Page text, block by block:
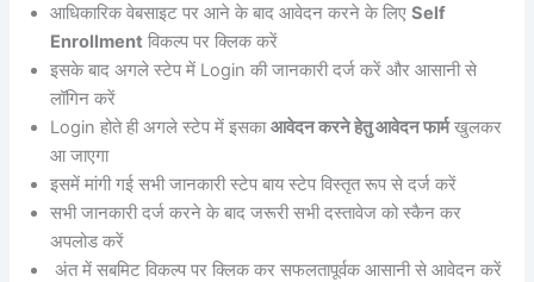
आधिकारिक वेबसाइट पर आने के बाद आवेदन करने के लिएSelf
Enrollment विकल्प पर क्लिक करें
इसके बाद अगले स्टेप में Login की जानकारी दर्ज करें और आसानी से
लॉगिन करें
Login होते ही अगले स्टेप में इसकाआवेदन करने हेतु आवेदन फार्मखुलकर
आ जाएगा
इसमें मांगी गई सभी जानकारी स्टेप बाय स्टेप विस्तृत रूप से दर्ज करें
सभी जानकारी दर्ज करने के बाद जरूरी सभी दस्तावेज को स्कैन कर
अपलोड करें
अंत में सबमिट विकल्प पर क्लिक कर सफलतापूर्वक आसानी से आवेदन करें